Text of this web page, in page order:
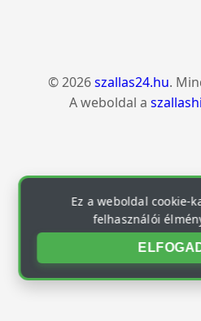
© 2026szallas24.hu.
A weboldal a
Ez a weboldal cookie-
felhasználói